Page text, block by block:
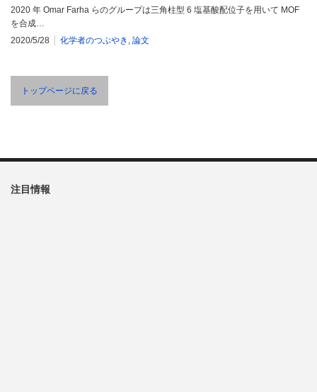
2020 年 Omar Farha らのグループは三角柱型 6 塩基酸配位子を用いて MOF
を合成…
2020/5/28
化学者のつぶやき , 論文
トップページに戻る
注目情報